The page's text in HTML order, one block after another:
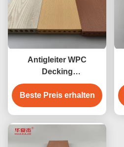
Antigleiter WPC
Decking
zusammengesetztes
Fußbodenbelag- 140 x
25mm hölzerne Farbe
Teakholzes des Kaffees
grauen
Beste Preis erhalten